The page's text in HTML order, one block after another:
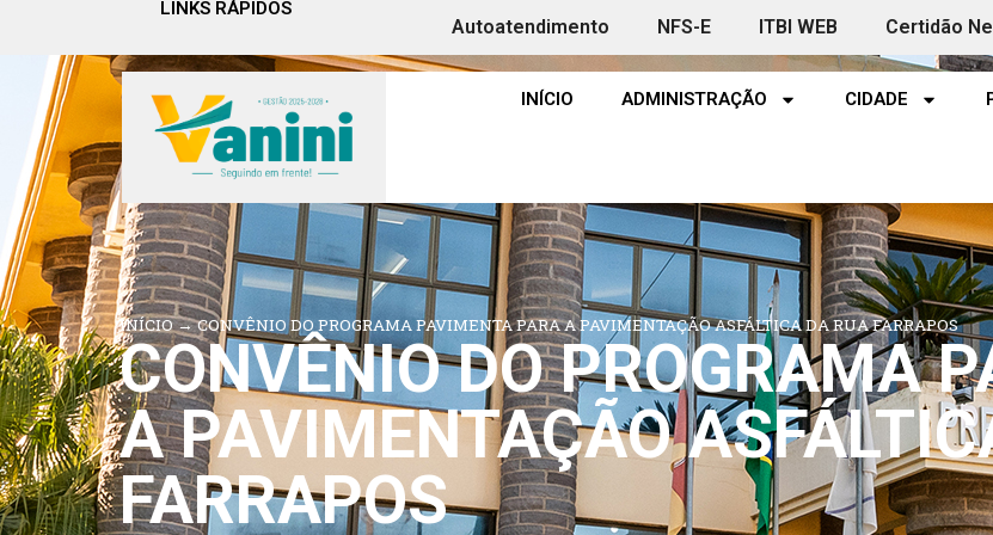
LINKS RÁPIDOS
Autoatendimento NFS-E ITBI WEB Certidão
INÍCIO ADMINISTRAÇÃO CIDADE
INÍCIO→CONVÊNIO DO PROGRAMA PAVIMENTA PARA A PAVIMENTAÇÃO ASFÁLTICA DA RUA FARRAPOS
CONVÊNIO DO PROGRAMA
A PAVIMENTAÇÃO
FARRAPOS